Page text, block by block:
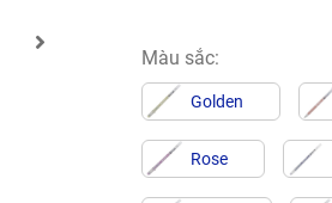
Màu sắc:
Golden
Rose